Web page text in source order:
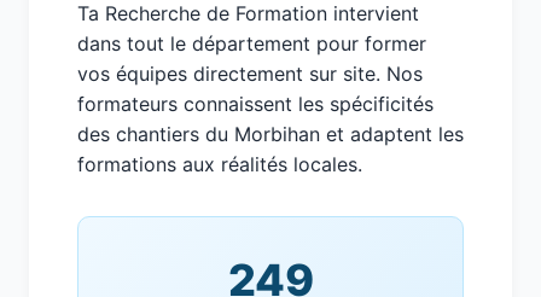
Ta Recherche de Formation intervient
dans tout le département pour former
vos équipes directement sur site. Nos
formateurs connaissent les spécificités
des chantiers du Morbihan et adaptent les
formations aux réalités locales.
249